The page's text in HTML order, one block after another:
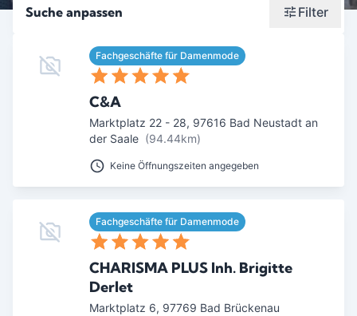
Suche anpassen Filter
Wonach suchst du?
Stadt oder Postleitzahl
Umkreis in Km
10 15 20
SUCHEN
Fachgeschäfte für Damenmode
C&A
Marktplatz 22 - 28, 97616 Bad Neustadt an
der Saale (94.44km)
Keine Öffnungszeiten angegeben
Fachgeschäfte für Damenmode
CHARISMA PLUS Inh. Brigitte
Derlet
Marktplatz 6, 97769 Bad Brückenau